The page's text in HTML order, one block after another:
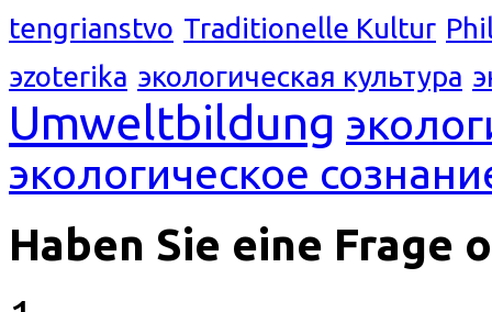
tengrianstvo Traditionelle Kultur
эzoterika экологическая культура
Umweltbildung
экологическое
Haben Sie eine Frage